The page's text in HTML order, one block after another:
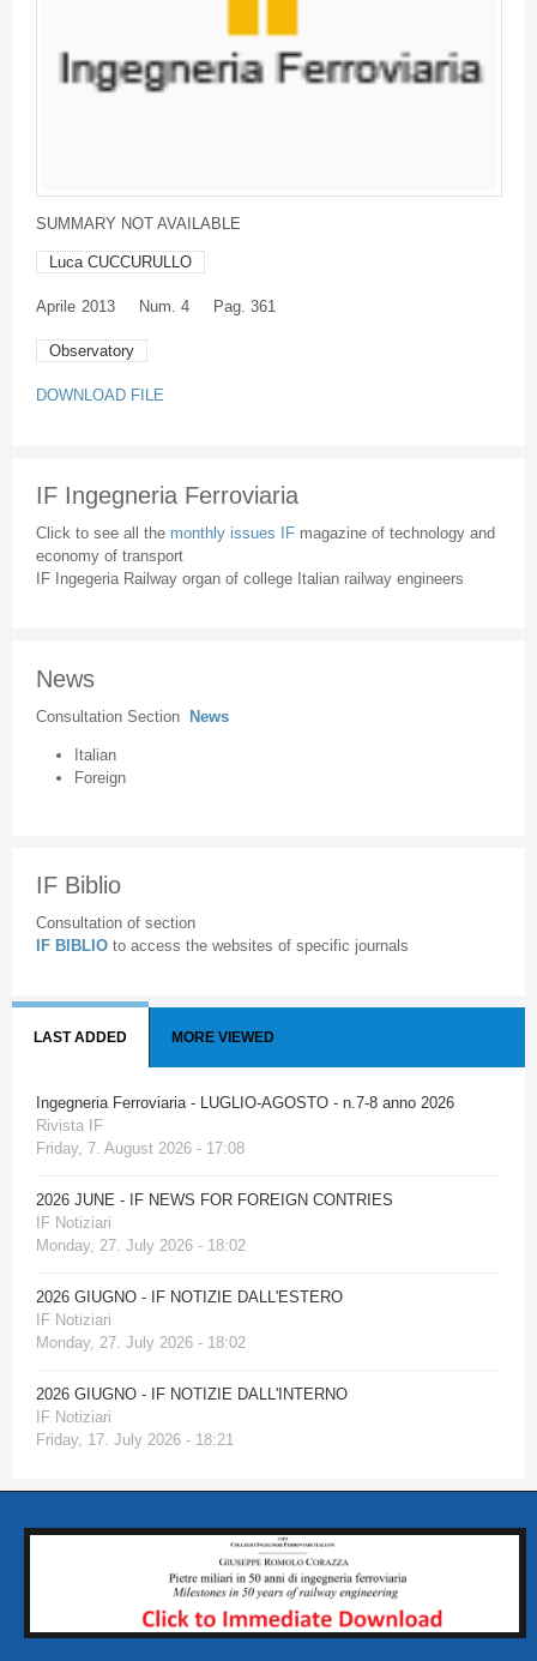
SUMMARY NOT AVAILABLE
Luca CUCCURULLO
Aprile 2013 Num. 4 Pag. 361
Observatory
DOWNLOAD FILE
IF Ingegneria Ferroviaria
Click to see all the monthly issues IF magazine of technology and
economy of transport
IF Ingegeria Railway organ of college Italian railway engineers
News
Consultation Section News
Italian
Foreign
IF Biblio
Consultation of section
IF BIBLIO to access the websites of specific journals
LAST ADDED MORE VIEWED
Ingegneria Ferroviaria - LUGLIO-AGOSTO - n.7-8 anno 2026
Rivista IF
Friday, 7. August 2026 - 17:08
2026 JUNE - IF NEWS FOR FOREIGN CONTRIES
IF Notiziari
Monday, 27. July 2026 - 18:02
2026 GIUGNO - IF NOTIZIE DALL'ESTERO
IF Notiziari
Monday, 27. July 2026 - 18:02
2026 GIUGNO - IF NOTIZIE DALL'INTERNO
IF Notiziari
Friday, 17. July 2026 - 18:21